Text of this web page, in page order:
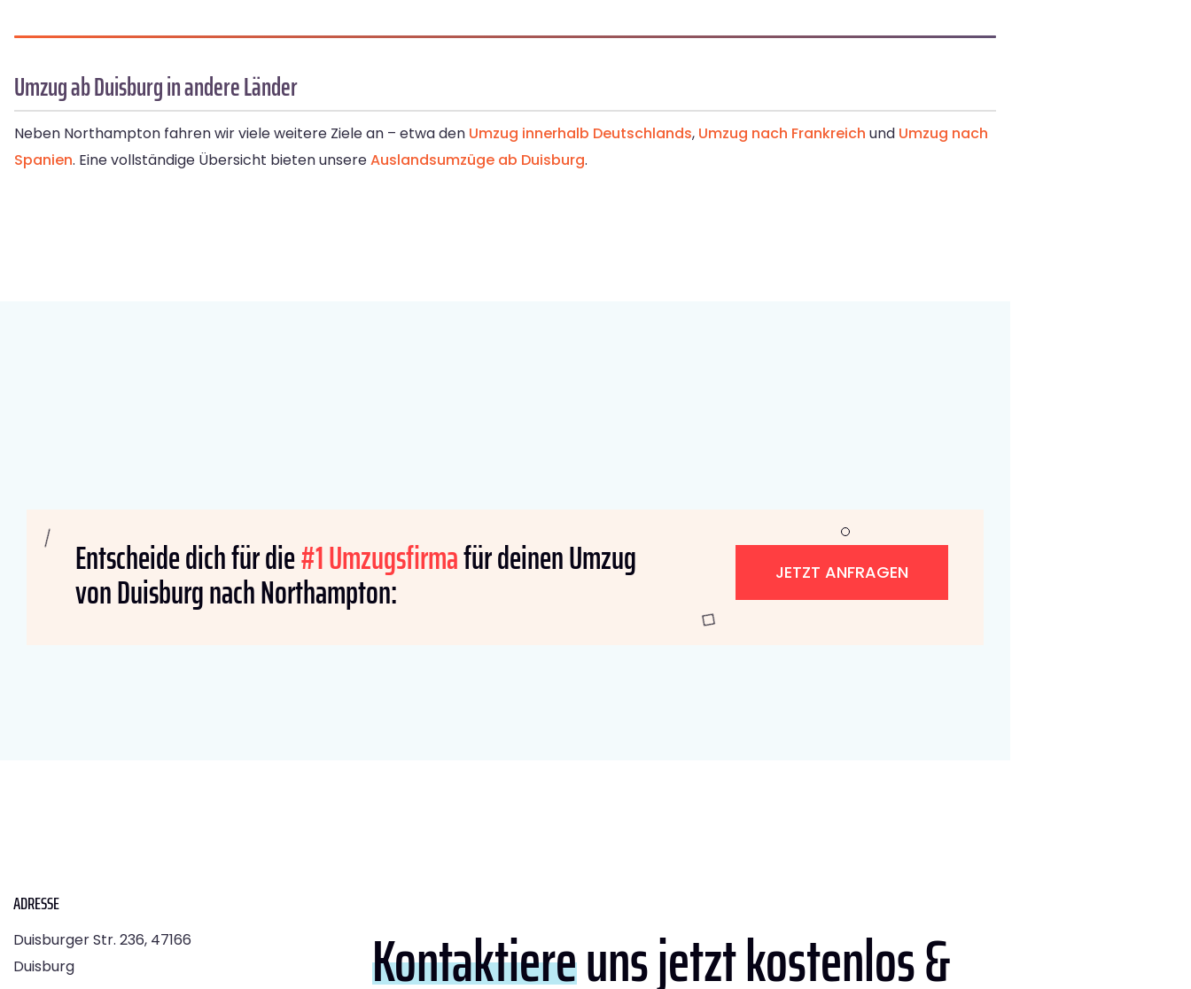
Umzug ab Duisburg in andere Länder
Neben Northampton fahren wir viele weitere Ziele an – etwa den Umzug innerhalb Deutschlands, Umzug nach Frankreich und Umzug nach
Spanien. Eine vollständige Übersicht bieten unsereAuslandsumzüge ab Duisburg.
Entscheide dich für die#1 Umzugsfirmafür deinen Umzug
von Duisburg nach Northampton: JETZT ANFRAGEN
ADRESSE
Duisburger Str. 236, 47166
Duisburg
Kontaktiereuns jetzt kostenlos &